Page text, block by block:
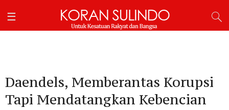
Daendels, Memberantas Korupsi
Tapi Mendatangkan Kebencian